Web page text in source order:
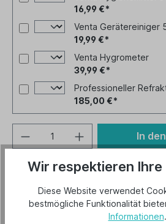
16,99 €*
Venta Gerätereiniger
19,99 €*
Venta Hygrometer
39,99 €*
Professioneller
185,00 €*
In
Artikel-Nr.:LW45-7301400
Wir respektieren
Diese Website verwendet
bestmögliche Funktionalität
Informationen.